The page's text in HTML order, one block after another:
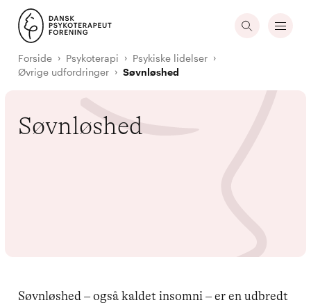
Forside Psykoterapi
Psykiske lidelser
Øvrige udfordringer
Søvnløshed
Søvnløshed
Søvnløshed – også kaldet insomni – er en udbredt